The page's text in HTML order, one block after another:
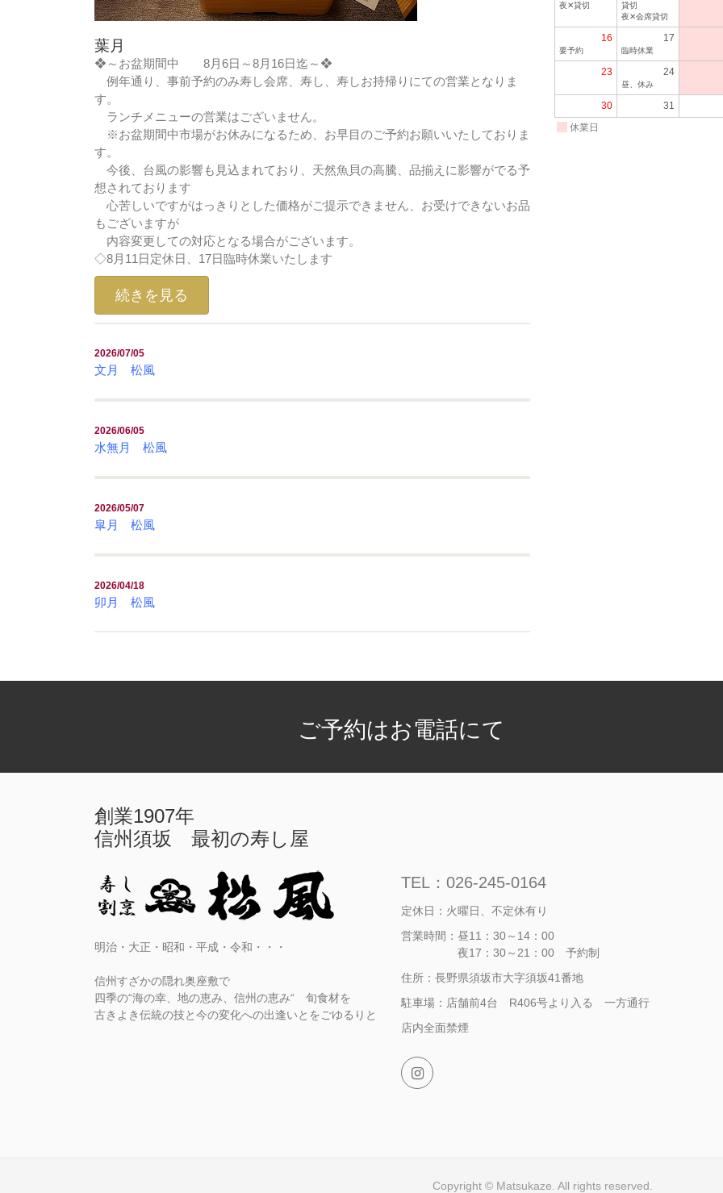
葉月
❖～お盆期間中 8月6日～8月16日迄～❖
例年通り、事前予約のみ寿し会席、寿し、寿しお持帰りにての営業となりま
す。
ランチメニューの営業はございません。
※お盆期間中市場がお休みになるため、お早目のご予約お願いいたしておりま
す。
今後、台風の影響も見込まれており、天然魚貝の高騰、品揃えに影響がでる予
想されております
心苦しいですがはっきりとした価格がご提示できません、お受けできないお品
もございますが
内容変更しての対応となる場合がございます。
◇8月11日定休日、17日臨時休業いたします
続きを見る
2026/07/05
文月 松風
2026/06/05
水無月 松風
2026/05/07
皐月 松風
2026/04/18
卯月 松風
夜✕貸切
貸切
夜✕会席貸切
16
要予約
17
臨時休業
23 24
昼、休み
30
31
休業日
ご予約はお電話にて
創業1907年
信州須坂 最初の寿し屋
明治・大正・昭和・平成・令和・・・
信州すざかの隠れ奥座敷で
四季の“海の幸、地の恵み、信州の恵み“ 旬食材を
古きよき伝統の技と今の変化への出逢いとをごゆるりと
TEL：026-245-0164
定休日：火曜日、不定休有り
営業時間：昼11：30～14：00
夜17：30～21：00 予約制
住所：長野県須坂市大字須坂41番地
駐車場：店舗前4台 R406号より入る 一方通行
店内全面禁煙
Copyright © Matsukaze. All rights reserved.